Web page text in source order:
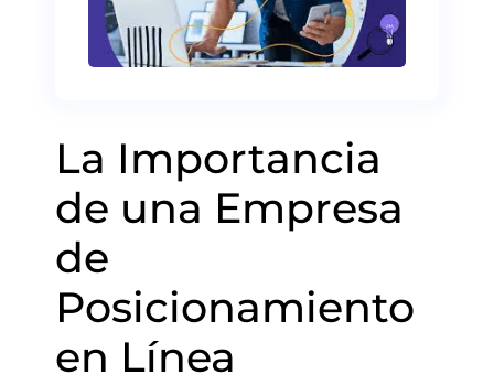
La Importancia
de una Empresa
de
Posicionamiento
en Línea